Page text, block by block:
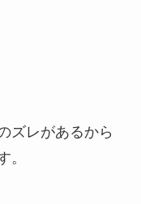
ズレがあるから
。